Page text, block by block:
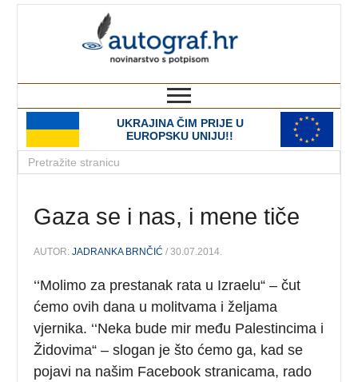
UKRAJINA ČIM PRIJE U
EUROPSKU UNIJU!!
Gaza se i nas, i mene tiče
AUTOR:JADRANKA BRNČIĆ / 30.07.2014.
‘‘Molimo za prestanak rata u Izraelu“ – čut
ćemo ovih dana u molitvama i željama
vjernika. ‘‘Neka bude mir među Palestincima i
Židovima“ – slogan je što ćemo ga, kad se
pojavi na našim Facebook stranicama, rado